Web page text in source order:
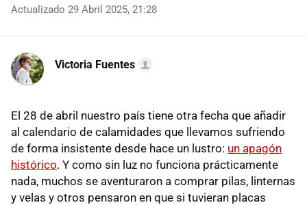
Actualizado 29 Abril 2025, 21:28
Victoria Fuentes
El 28 de abril nuestro país tiene otra fecha que añadir
al calendario de calamidades que llevamos sufriendo
de forma insistente desde hace un lustro: un apagón
histórico. Y como sin luz no funciona prácticamente
nada, muchos se aventuraron a comprar pilas, linternas
y velas y otros pensaron en que si tuvieran placas